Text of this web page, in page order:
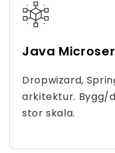
Java
Dropwizard,
arkitektur. Bygg/
stor skala.